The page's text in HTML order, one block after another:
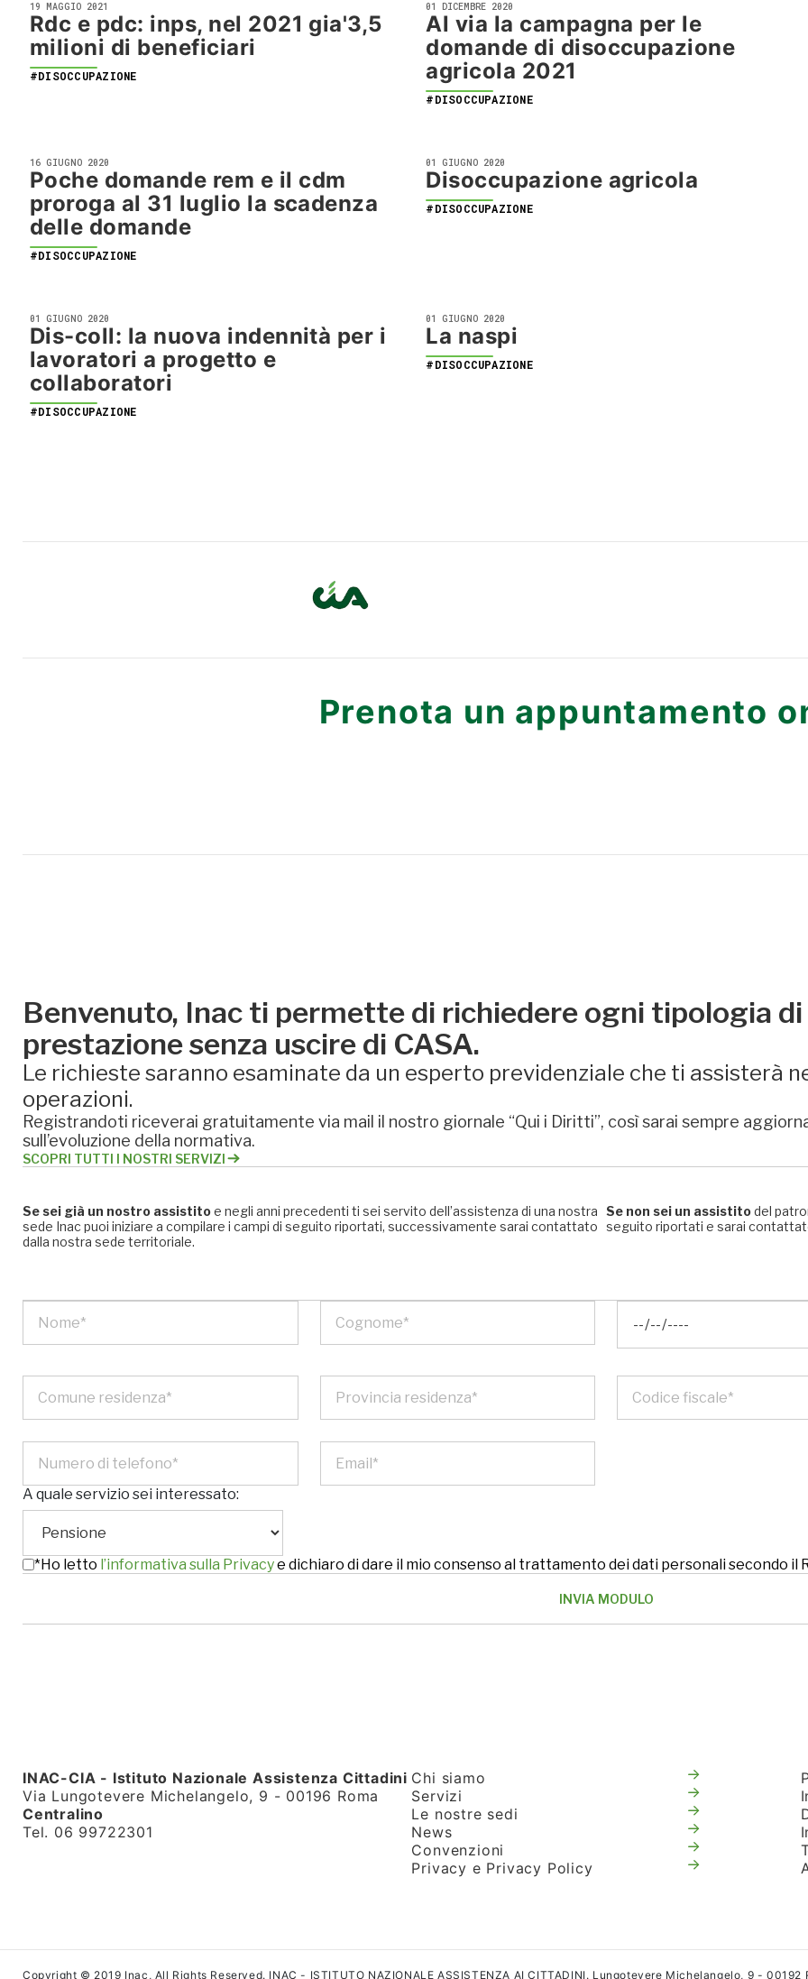
19 MAGGIO 2021
Rdc e pdc: inps, nel 2021 gia'3,5
milioni di beneficiari
#DISOCCUPAZIONE
01 DICEMBRE 2020
Al via la campagna per le
domande di disoccupazione
agricola 2021
#DISOCCUPAZIONE
16 GIUGNO 2020
Poche domande rem e il cdm
proroga al 31 luglio la scadenza
delle domande
#DISOCCUPAZIONE
01 GIUGNO 2020
Disoccupazione agricola
#DISOCCUPAZIONE
01 GIUGNO 2020
Dis-coll: la nuova indennità per i
lavoratori a progetto e
collaboratori
#DISOCCUPAZIONE
01 GIUGNO 2020
La naspi
#DISOCCUPAZIONE
Prenota un appuntamento
Benvenuto, Inac ti permette di richiedere ogni tipologia di
prestazione senza uscire di CASA.
Le richieste saranno esaminate da un esperto previdenziale che ti assisterà
operazioni.
Registrandoti riceverai gratuitamente via mail il nostro giornale “Qui i Diritti”, così sarai sempre
sull’evoluzione della normativa.
SCOPRI TUTTI I NOSTRI SERVIZI
Se sei già un nostro assistitoe negli anni precedenti ti sei servito dell’assistenza di una nostra
sede Inac puoi iniziare a compilare i campi di seguito riportati, successivamente sarai contattato
dalla nostra sede territoriale.
Se non sei un assistitodel
seguito riportati e sarai
A quale servizio sei interessato:
*Ho letto l’informativa sulla Privacye dichiaro di dare il mio consenso al trattamento dei dati personali secondo il
INAC-CIA - Istituto Nazionale Assistenza Cittadini
Via Lungotevere Michelangelo, 9 - 00196 Roma
Centralino
Tel. 06 99722301
Chi siamo
Servizi
Le nostre sedi
News
Convenzioni
Privacy e Privacy Policy
Copyright © 2019 Inac, All Rights Reserved. INAC - ISTITUTO NAZIONALE ASSISTENZA AI CITTADINI. Lungotevere Michelangelo, 9 - 00192